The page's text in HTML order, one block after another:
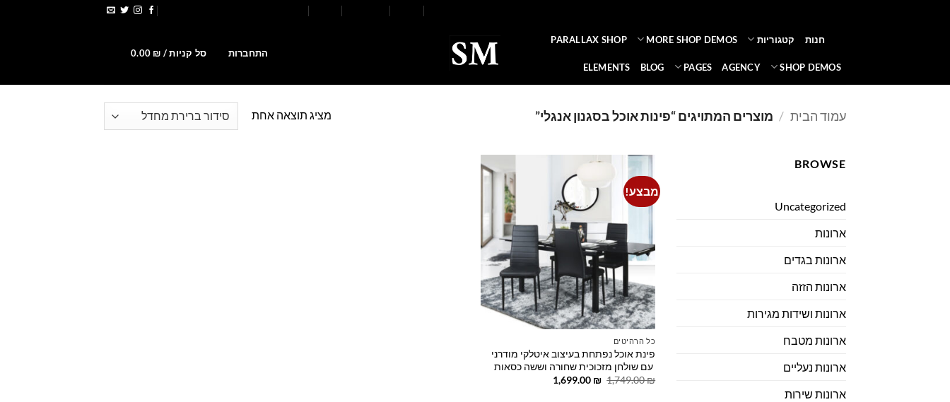
חנות קטגוריות MORE SHOP DEMOS
PARALLAX SHOP
SHOP DEMOS
AGENCY
PAGES
BLOG
ELEMENTS
התחברות סל קניות / 0.00 ₪
עמוד הבית / מוצרים המתויגים “פינות אוכל בסגנון אנגלי” מציג תוצאה אחת
BROWSE
Uncategorized
ארונות
ארונות בגדים
ארונות הזזה
ארונות ושידות מגירות
ארונות מטבח
ארונות נעליים
ארונות שירות
מבצע!
Add to
wishlist
כל הרהיטים
פינת אוכל נפתחת בעיצוב איטלקי מודרני
עם שולחן מזכוכית שחורה וששה כסאות
1,749.00₪
המחיר
1,699.00 ₪